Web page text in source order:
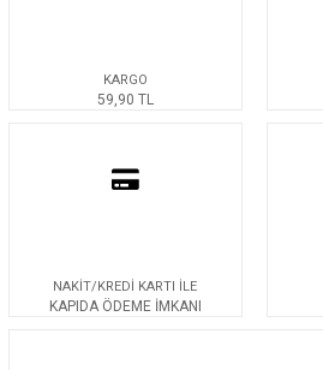
KARGO
59,90 TL
NAKİT/KREDİ KARTI İLE
KAPIDA ÖDEME İMKANI